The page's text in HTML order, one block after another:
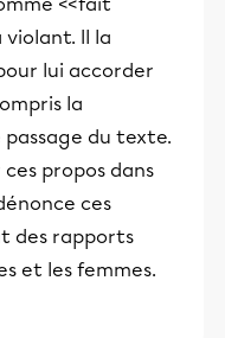
<<fait
violant. Il la
lui accorder
la
du texte.
propos dans
ces
des rapports
et les femmes.